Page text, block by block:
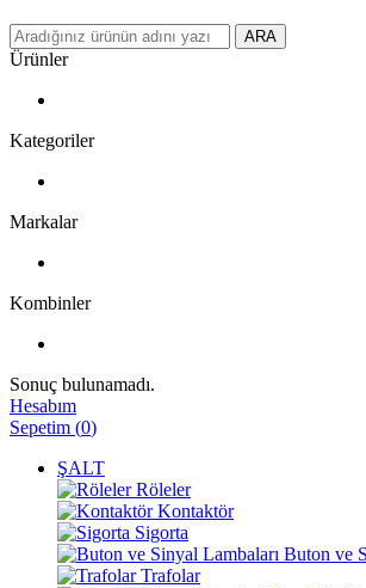
ARA
Ürünler
Kategoriler
Markalar
Kombinler
Sonuç bulunamadı.
Hesabım
Sepetim (0)
ŞALT
Röleler
Kontaktör
Sigorta
Buton ve
Trafolar